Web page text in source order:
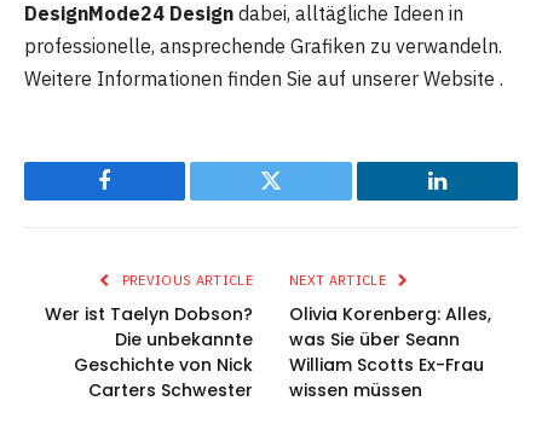
DesignMode24 Design dabei, alltägliche Ideen in
professionelle, ansprechende Grafiken zu verwandeln.
Weitere Informationen finden Sie auf unserer Website .
Facebook Twitter LinkedIn
PREVIOUS ARTICLE
Wer ist Taelyn Dobson?
Die unbekannte
Geschichte von Nick
Carters Schwester
NEXT ARTICLE
Olivia Korenberg: Alles,
was Sie über Seann
William Scotts Ex-Frau
wissen müssen